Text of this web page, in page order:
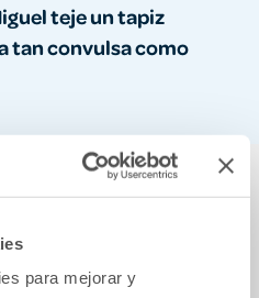
para mejorar y
teje un tapiz
tan convulsa como
gustarte...